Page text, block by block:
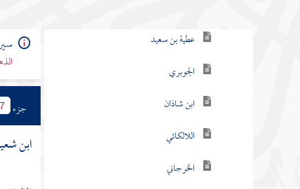
عطية بن سعيد
الجوبري
ابن شاذان
اللالكائي
الخرجاني
جزء
ابن